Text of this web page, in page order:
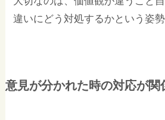
違いにどう対処するかという姿勢
意見が分かれた時の対応が関